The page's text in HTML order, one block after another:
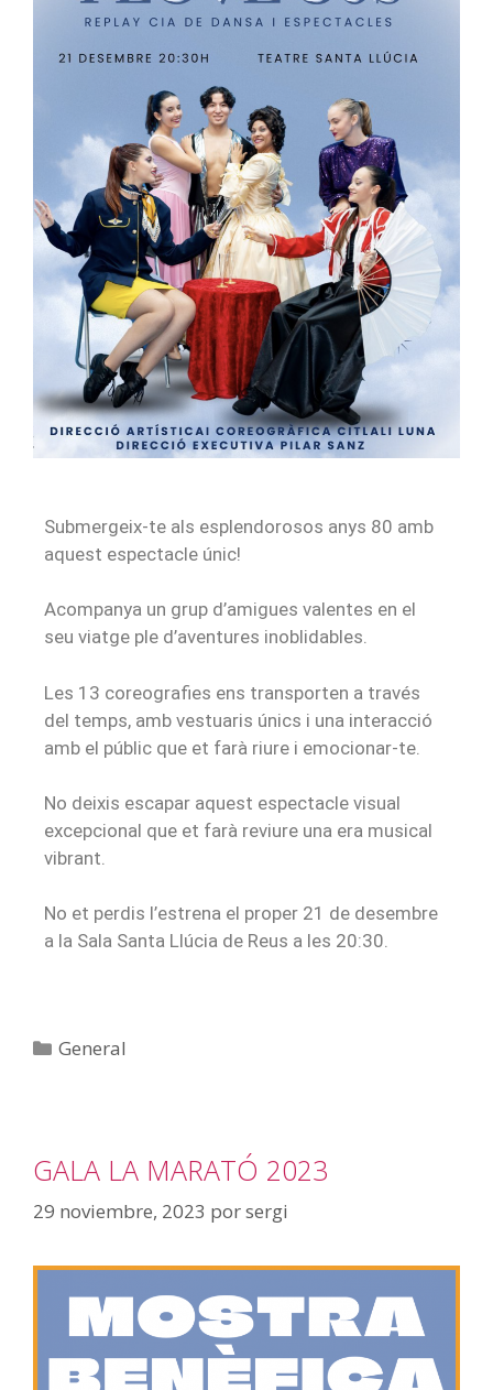
Submergeix-te als esplendorosos anys 80 amb
aquest espectacle únic!
Acompanya un grup d’amigues valentes en el
seu viatge ple d’aventures inoblidables.
Les 13 coreografies ens transporten a través
del temps, amb vestuaris únics i una interacció
amb el públic que et farà riure i emocionar-te.
No deixis escapar aquest espectacle visual
excepcional que et farà reviure una era musical
vibrant.
No et perdis l’estrena el proper 21 de desembre
a la Sala Santa Llúcia de Reus a les 20:30.
General
GALA LA MARATÓ 2023
29 noviembre, 2023 porsergi